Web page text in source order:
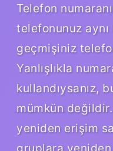
Telefon
telefonunuz aynı
geçmişiniz
Yanlışlıkla
kullandıysanız,
mümkün değildir.
yeniden erişim
gruplara yeniden